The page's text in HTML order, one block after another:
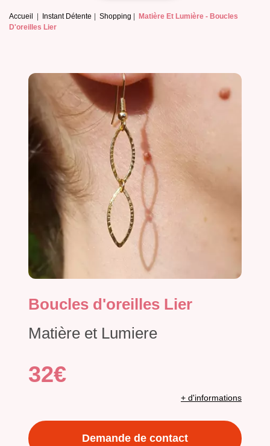
Accueil Instant Détente Shopping Matière Et Lumière - Boucles
D'oreilles Lier
Boucles d'oreilles Lier
Matière et Lumiere
32€
+ d'informations
Demande de contact